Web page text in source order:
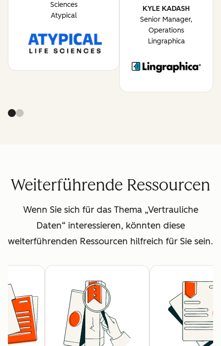
Sciences
Atypical
KYLE KADASH
Senior Manager,
Operations
Lingraphica
Weiterführende Ressourcen
Wenn Sie sich für das Thema „Vertrauliche
Daten“ interessieren, könnten diese
weiterführenden Ressourcen hilfreich für Sie sein.